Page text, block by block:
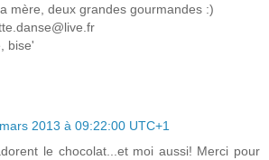
mère, deux grandes gourmandes :)
bise'
2013 à 09:22:00 UTC+1
le chocolat...et moi aussi! Merci pour